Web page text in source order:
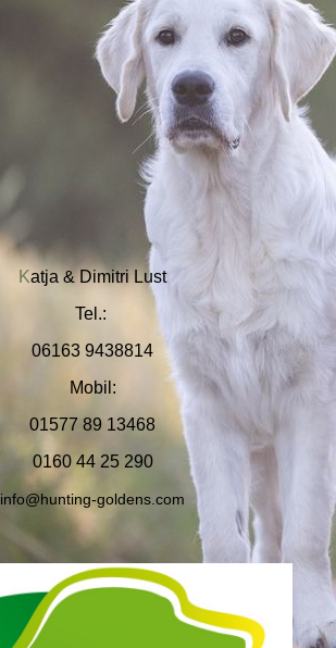
Katja & Dimitri Lust
Tel.:
06163 9438814
Mobil:
01577 89 13468
0160 44 25 290
info@hunting-goldens.com